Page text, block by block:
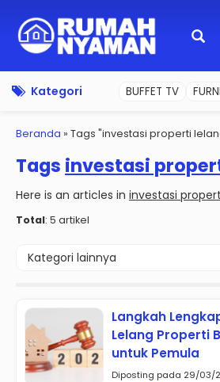
Kategori BUFFET TV
Beranda » Tags "investasi properti
Tags investasi
Here is an articles in investasi
Total: 5 artikel
Langkah
Lelang Properti
untuk Pemula
Diposting pada 29/03/